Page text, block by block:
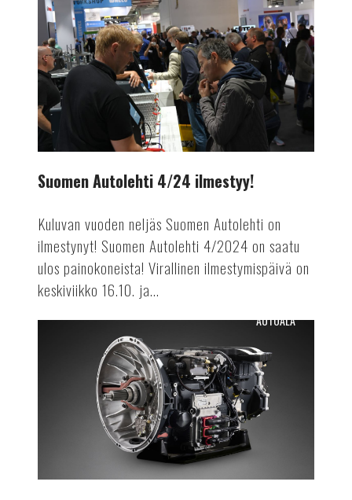
Autolehti
4/24
ilmestyy!
Suomen Autolehti 4/24 ilmestyy!
Kuluvan vuoden neljäs Suomen Autolehti on
ilmestynyt! Suomen Autolehti 4/2024 on saatu
ulos painokoneista! Virallinen ilmestymispäivä on
keskiviikko 16.10. ja...
autovalmistuksessa
AUTOALA